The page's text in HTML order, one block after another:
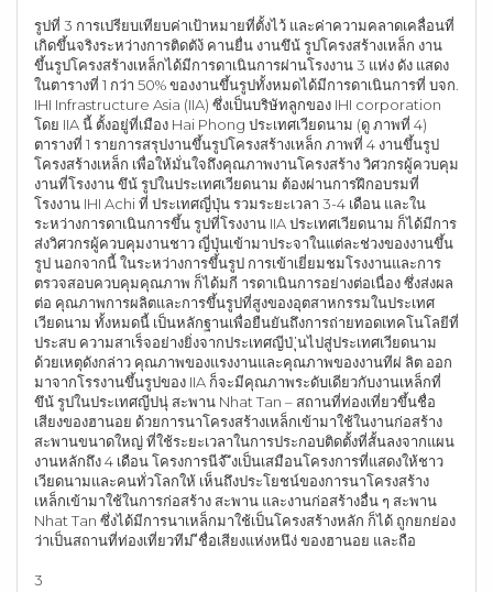
รูปที่ 3 การเปรียบเทียบค่าเป้าหมายที่ตั้งไว้ และค่าความคลาดเคลื่อนที่
เกิดขึ้นจริงระหว่างการติดตัง้ คานยื่น งานขึน้ รูปโครงสร้างเหล็ก งาน
ขึ้นรูปโครงสร้างเหล็กได้มีการดาเนินการผ่านโรงงาน 3 แห่ง ดัง แสดง
ในตารางที่ 1 กว่า 50% ของงานขึ้นรูปทั้งหมดได้มีการดาเนินการที่ บจก.
IHI Infrastructure Asia (IIA) ซึ่งเป็นบริษัทลูกของ IHI corporation
โดย IIA นี้ ตั้งอยู่ที่เมือง Hai Phong ประเทศเวียดนาม (ดู ภาพที่ 4)
ตารางที่ 1 รายการสรุปงานขึ้นรูปโครงสร้างเหล็ก ภาพที่ 4 งานขึ้นรูป
โครงสร้างเหล็ก เพื่อให้มั่นใจถึงคุณภาพงานโครงสร้าง วิศวกรผู้ควบคุม
งานที่โรงงาน ขึน้ รูปในประเทศเวียดนาม ต้องผ่านการฝึกอบรมที่
โรงงาน IHI Achi ที่ ประเทศญี่ปุ่น รวมระยะเวลา 3-4 เดือน และใน
ระหว่างการดาเนินการขึ้น รูปที่โรงงาน IIA ประเทศเวียดนาม ก็ได้มีการ
ส่งวิศวกรผู้ควบคุมงานชาว ญี่ปุ่นเข้ามาประจาในแต่ละช่วงของงานขึ้น
รูป นอกจากนี้ ในระหว่างการขึ้นรูป การเข้าเยี่ยมชมโรงงานและการ
ตรวจสอบควบคุมคุณภาพ ก็ได้มกี ารดาเนินการอย่างต่อเนื่อง ซึ่งส่งผล
ต่อ คุณภาพการผลิตและการขึ้นรูปที่สูงของอุตสาหกรรมในประเทศ
เวียดนาม ทั้งหมดนี้ เป็นหลักฐานเพื่อยืนยันถึงการถ่ายทอดเทคโนโลยีที่
ประสบ ความสาเร็จอย่างยิ่งจากประเทศญีป่ ุ่นไปสู่ประเทศเวียดนาม
ด้วยเหตุดังกล่าว คุณภาพของแรงงานและคุณภาพของงานทีผ่ ลิต ออก
มาจากโรรงานขึ้นรูปของ IIA ก็จะมีคุณภาพระดับเดียวกับงานเหล็กที่
ขึน้ รูปในประเทศญีปนุ่ สะพาน Nhat Tan – สถานที่ท่องเที่ยวขึ้นชื่อ
เสียงของฮานอย ด้วยการนาโครงสร้างเหล็กเข้ามาใช้ในงานก่อสร้าง
สะพานขนาดใหญ่ ที่ใช้ระยะเวลาในการประกอบติดตั้งที่สั้นลงจากแผน
งานหลักถึง 4 เดือน โครงการนีจ้ ึงเป็นเสมือนโครงการที่แสดงให้ชาว
เวียดนามและคนทั่วโลกให้ เห็นถึงประโยชน์ของการนาโครงสร้าง
เหล็กเข้ามาใช้ในการก่อสร้าง สะพาน และงานก่อสร้างอื่น ๆ สะพาน
Nhat Tan ซึ่งได้มีการนาเหล็กมาใช้เป็นโครงสร้างหลัก ก็ได้ ถูกยกย่อง
ว่าเป็นสถานที่ท่องเที่ยวทีม่ ีชื่อเสียงแห่งหนึง่ ของฮานอย และถือ
3